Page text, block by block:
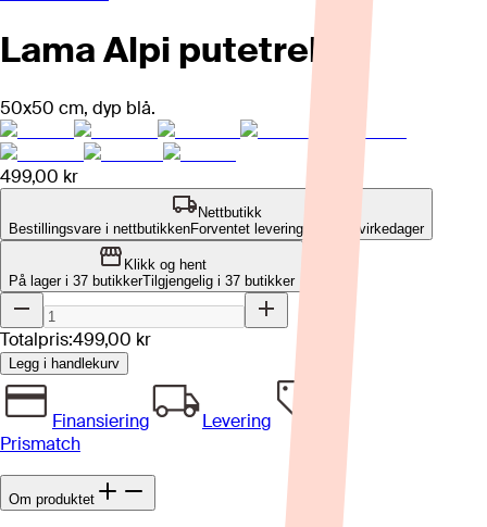
Lama Alpi putetrekk
50x50 cm, dyp blå.
499,00 kr
Nettbutikk
Bestillingsvare i nettbutikkenForventet leveringstid: 2-7 virkedager
Klikk og hent
På lager i 37 butikkerTilgjengelig i 37 butikker
Totalpris:499,00 kr
Legg i handlekurv
Finansiering
Levering
Prismatch
Om produktet